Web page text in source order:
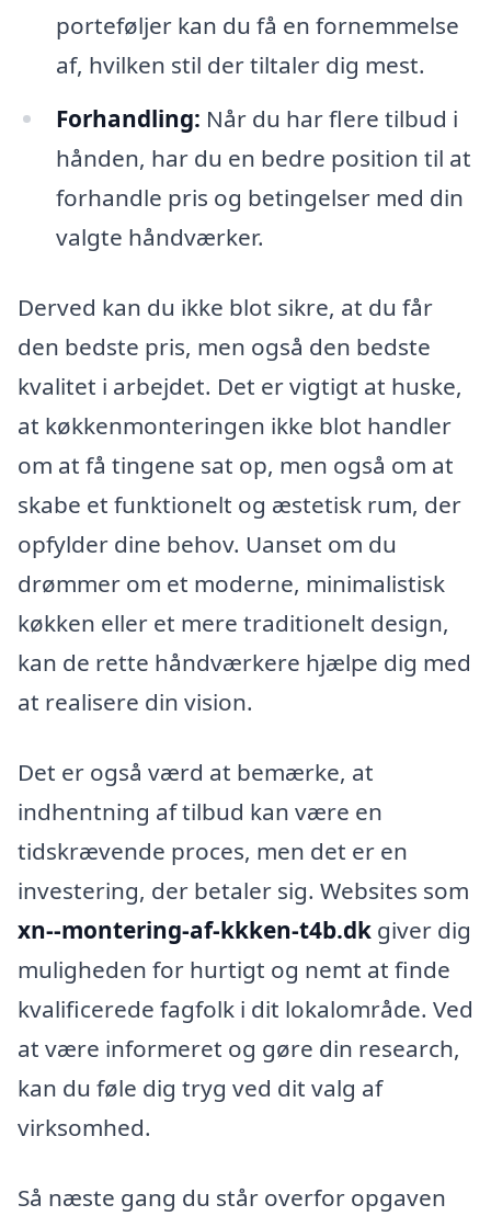
porteføljer kan du få en fornemmelse
af, hvilken stil der tiltaler dig mest.
Forhandling: Når du har flere tilbud i
hånden, har du en bedre position til at
forhandle pris og betingelser med din
valgte håndværker.
Derved kan du ikke blot sikre, at du får
den bedste pris, men også den bedste
kvalitet i arbejdet. Det er vigtigt at huske,
at køkkenmonteringen ikke blot handler
om at få tingene sat op, men også om at
skabe et funktionelt og æstetisk rum, der
opfylder dine behov. Uanset om du
drømmer om et moderne, minimalistisk
køkken eller et mere traditionelt design,
kan de rette håndværkere hjælpe dig med
at realisere din vision.
Det er også værd at bemærke, at
indhentning af tilbud kan være en
tidskrævende proces, men det er en
investering, der betaler sig. Websites som
xn--montering-af-kkken-t4b.dk giver dig
muligheden for hurtigt og nemt at finde
kvalificerede fagfolk i dit lokalområde. Ved
at være informeret og gøre din research,
kan du føle dig tryg ved dit valg af
virksomhed.
Så næste gang du står overfor opgaven